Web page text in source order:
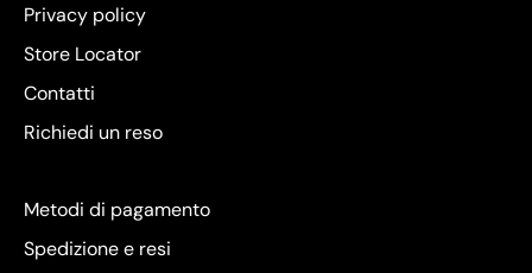
Privacy policy
Store Locator
Contatti
Richiedi un reso
Metodi di pagamento
Spedizione e resi